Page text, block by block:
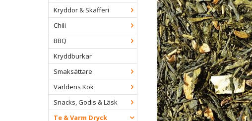
Kryddor & Skafferi
Chili
BBQ
Kryddburkar
Smaksättare
Världens Kök
Snacks, Godis & Läsk
Te & Varm Dryck